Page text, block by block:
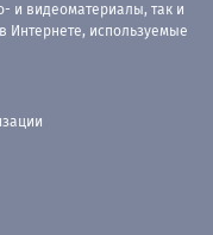
и видеоматериалы, так и
Интернете, используемые